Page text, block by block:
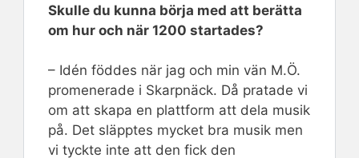
Skulle du kunna börja med att berätta
om hur och när 1200 startades?
– Idén föddes när jag och min vän M.Ö.
promenerade i Skarpnäck. Då pratade vi
om att skapa en plattform att dela musik
på. Det släpptes mycket bra musik men
vi tyckte inte att den fick den